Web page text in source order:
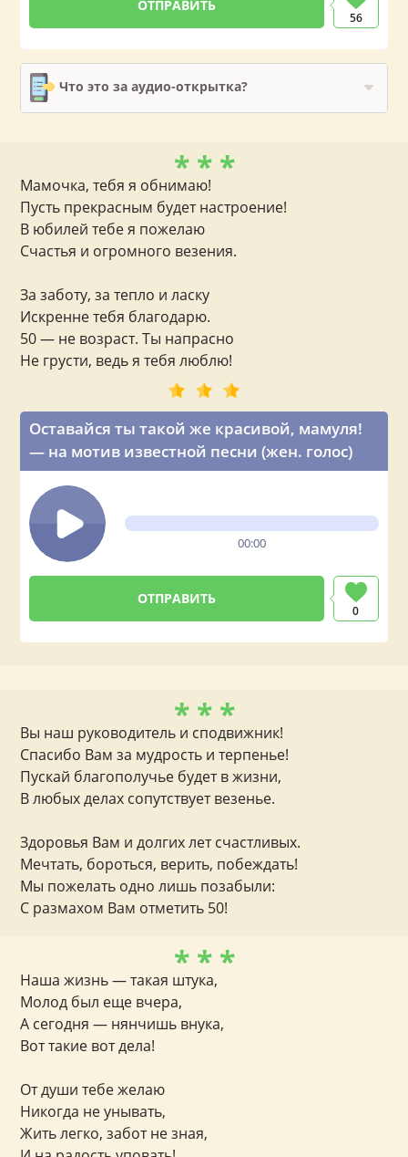
56
Что это за аудио-открытка?
Оставайся ты такой же красивой, мамуля!
— на мотив известной песни (жен. голос)
00:00
0
* * *
Мамочка, тебя я обнимаю!
Пусть прекрасным будет настроение!
В юбилей тебе я пожелаю
Счастья и огромного везения.
За заботу, за тепло и ласку
Искренне тебя благодарю.
50 — не возраст. Ты напрасно
Не грусти, ведь я тебя люблю!
* * *
Вы наш руководитель и сподвижник!
Спасибо Вам за мудрость и терпенье!
Пускай благополучье будет в жизни,
В любых делах сопутствует везенье.
Здоровья Вам и долгих лет счастливых.
Мечтать, бороться, верить, побеждать!
Мы пожелать одно лишь позабыли:
С размахом Вам отметить 50!
* * *
Наша жизнь — такая штука,
Молод был еще вчера,
А сегодня — нянчишь внука,
Вот такие вот дела!
От души тебе желаю
Никогда не унывать,
Жить легко, забот не зная,